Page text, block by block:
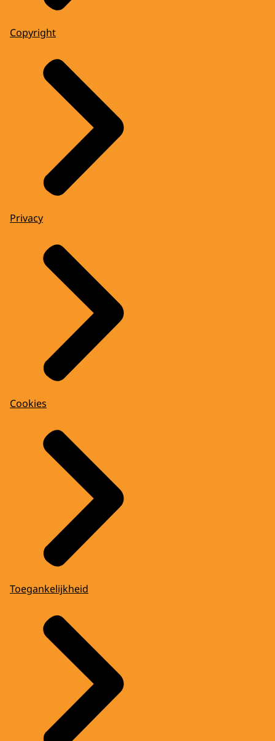
georganiseerd natuurlijk in Vancouver.
EDWIN EVERS
heeft een groot sporthart hè?
KONING WILLEM-ALEXANDER
EDWIN EVERS
En dan gaat u naar Sotsji en dan bent u
daar en dan uiteindelijk, waar gaat het over
in 2014? De foto met Poetin. Hoe kijkt u
daarop terug?
KONING WILLEM-ALEXANDER
met sponsors. Heel ergens anders in Sotsji.
En we kregen een telefoontje dat Poetin
had besloten om aanwezig te zijn die avond
in het Heineken Huis. Met de vraag of ik
daarbij aanwezig kon zijn. We hadden het
jaar daarvoor, hadden we het Nederland-
Russische Vriendschapjaar gehad.
EDWIN EVERS
Ja, dus u had hem al eens ontmoet.
KONING WILLEM-ALEXANDER
al meerdere keren ontmoet. Hij was ook op
staatsbezoek geweest hier in Nederland.
We waren toen in 2013 in november op
bezoek geweest in het Kremlin, aan het
eind van het Vriendschapjaar. Het was ook
echt beleid van de Nederlandse regering
om de vriendschap met Rusland weer aan
te halen. En dat hebben we toen een diner
gehad in november. En daarom was ook het
het Holland Heineken Huis die avond, om
natuurlijk niet dat hij een maand later de
Krim binnen zou vallen. En ook niet dat er
een paar maanden later natuurlijk zijn
troepen MH17 neer zouden halen. Als we
dat geweten zouden hebben, dan was het
natuurlijk anders geweest.
EDWIN EVERS
Copyright
Privacy
Cookies
Toegankelijkheid